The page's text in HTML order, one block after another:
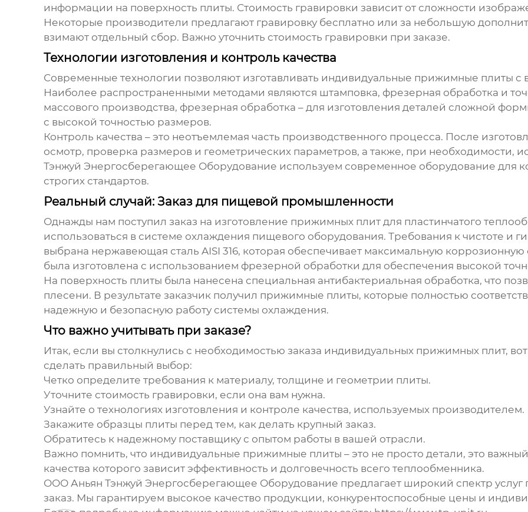
информации на поверхность плиты. Стоимость гравировки зависит от сложности
Некоторые производители предлагают гравировку бесплатно или за небольшую
взимают отдельный сбор. Важно уточнить стоимость гравировки при заказе.
Технологии изготовления и контроль качества
Современные технологии позволяют изготавливать индивидуальные прижимные плиты с
Наиболее распространенными методами являются штамповка, фрезерная обработка и
массового производства, фрезерная обработка – для изготовления деталей сложной
с высокой точностью размеров.
Контроль качества – это неотъемлемая часть производственного процесса. После
осмотр, проверка размеров и геометрических параметров, а также, при необходимости,
Тэнжуй Энергосберегающее Оборудование используем современное оборудование для
строгих стандартов.
Реальный случай: Заказ для пищевой промышленности
Однажды нам поступил заказ на изготовление прижимных плитдля пластинчатого
использоваться в системе охлаждения пищевого оборудования. Требования к чистоте и
выбрана нержавеющая сталь AISI 316, которая обеспечивает максимальную коррозионную
была изготовлена с использованием фрезерной обработки для обеспечения высокой
На поверхность плиты была нанесена специальная антибактериальная обработка, что
плесени. В результате заказчик получил прижимные плиты, которые полностью
надежную и безопасную работу системы охлаждения.
Что важно учитывать при заказе?
Итак, если вы столкнулись с необходимостью заказа индивидуальных прижимных плит,
сделать правильный выбор:
Четко определите требования к материалу, толщине и геометрии плиты.
Уточните стоимость гравировки, если она вам нужна.
Узнайте о технологиях изготовления и контроле качества, используемых производителем.
Закажите образцы плиты перед тем, как делать крупный заказ.
Обратитесь к надежному поставщику с опытом работы в вашей отрасли.
Важно помнить, что индивидуальные прижимные плиты – это не просто детали, это
качества которого зависит эффективность и долговечность всего теплообменника.
ООО Аньян Тэнжуй Энергосберегающее Оборудование предлагает широкий спектр услуг
заказ. Мы гарантируем высокое качество продукции, конкурентоспособные цены и